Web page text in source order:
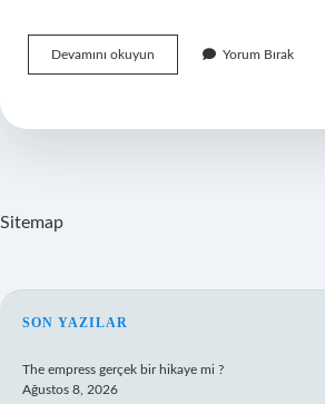
Devamını okuyun
Adet
Kaç
Yorum Bırak
Sitemap
SIDEBAR
SON YAZILAR
The empress gerçek bir hikaye mi ?
Ağustos 8, 2026